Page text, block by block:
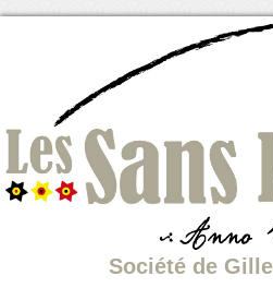
Société de